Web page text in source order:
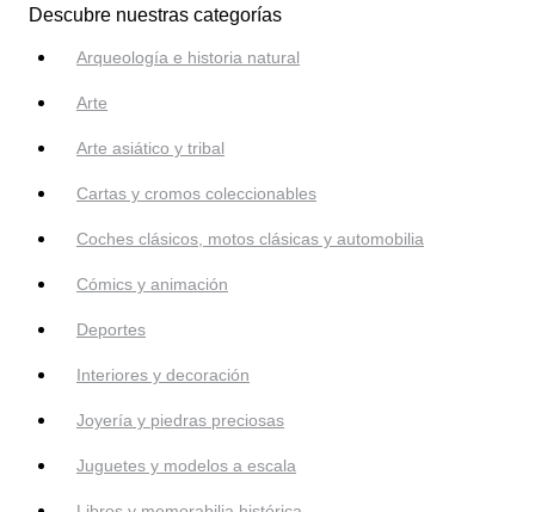
Descubre nuestras categorías
Arqueología e historia natural
Arte
Arte asiático y tribal
Cartas y cromos coleccionables
Coches clásicos, motos clásicas y automobilia
Cómics y animación
Deportes
Interiores y decoración
Joyería y piedras preciosas
Juguetes y modelos a escala